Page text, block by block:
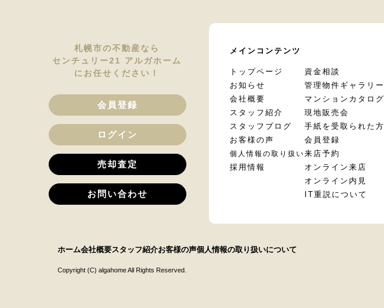
札幌市の不動産なら
センチュリー21 アルガホーム
にお任せください！
会員登録
ログイン
売却査定
お問い合わせ
メインコンテンツ
トップページ
お知らせ
会社概要
スタッフ紹介
スタッフブログ
お客様の声
個人情報の取り扱い
採用情報
資金相談
管理物件ギャラリー
マンションカタログ
現地販売会
手紙を受取られた方
会員登録
来店予約
オンライン来店
オンライン内見
IT重説について
ホーム会社概要スタッフ紹介お客様の声個人情報の取り扱いについて
Copyright (C) algahome All Rights Reserved.